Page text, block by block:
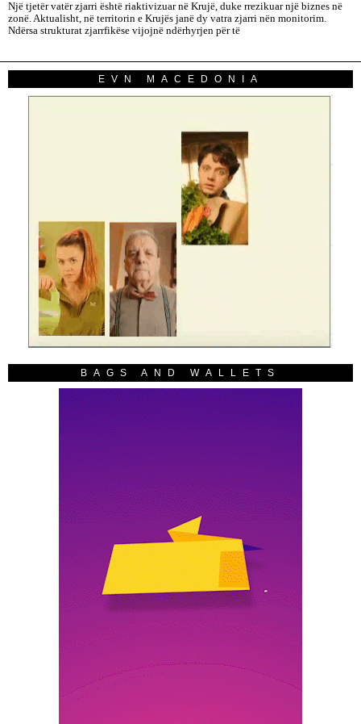
Një tjetër vatër zjarri është riaktivizuar në Krujë, duke rrezikuar një biznes në
zonë. Aktualisht, në territorin e Krujës janë dy vatra zjarri nën monitorim.
Ndërsa strukturat zjarrfikëse vijojnë ndërhyrjen për të
EVN MACEDONIA
BAGS AND WALLETS